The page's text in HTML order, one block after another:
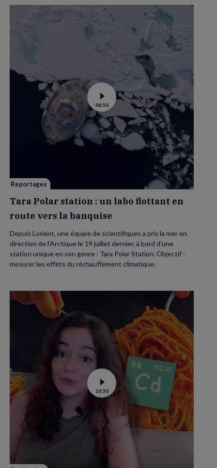
Voir
la
vidéo
de
Tara
Polar
station
:
la
06:50
Reportages
Tara Polar station : un labo flottant en
route vers la banquise
Depuis Lorient, une équipe de scientifiques a pris la mer en
direction de l’Arctique le 19 juillet dernier, à bord d’une
station unique en son genre : Tara Polar Station. Objectif :
mesurer les effets du réchauffement climatique.
Voir
la
vidéo
Contamination
au
cadmium :
ce
savoir
10:30